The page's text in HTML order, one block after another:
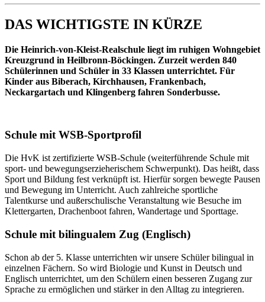
DAS WICHTIGSTE IN KÜRZE
Die Heinrich-von-Kleist-Realschule liegt im ruhigen Wohngebiet
Kreuzgrund in Heilbronn-Böckingen. Zurzeit werden 840
Schülerinnen und Schüler in 33 Klassen unterrichtet. Für
Kinder aus Biberach, Kirchhausen, Frankenbach,
Neckargartach und Klingenberg fahren Sonderbusse.
Schule mit WSB-Sportprofil
Die HvK ist zertifizierte WSB-Schule (weiterführende Schule mit
sport- und bewegungserzieherischem Schwerpunkt). Das heißt, dass
Sport und Bildung fest verknüpft ist. Hierfür sorgen bewegte Pausen
und Bewegung im Unterricht. Auch zahlreiche sportliche
Talentkurse und außerschulische Veranstaltung wie Besuche im
Klettergarten, Drachenboot fahren, Wandertage und Sporttage.
Schule mit bilingualem Zug (Englisch)
Schon ab der 5. Klasse unterrichten wir unsere Schüler bilingual in
einzelnen Fächern. So wird Biologie und Kunst in Deutsch und
Englisch unterrichtet, um den Schülern einen besseren Zugang zur
Sprache zu ermöglichen und stärker in den Alltag zu integrieren.